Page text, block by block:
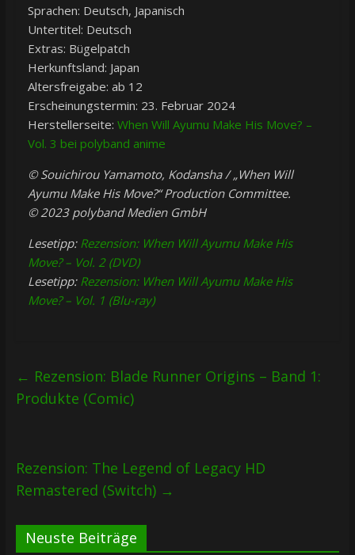
Sprachen: Deutsch, Japanisch
Untertitel: Deutsch
Extras: Bügelpatch
Herkunftsland: Japan
Altersfreigabe: ab 12
Erscheinungstermin: 23. Februar 2024
Herstellerseite: When Will Ayumu Make His Move? –
Vol. 3 bei polyband anime
© Souichirou Yamamoto, Kodansha / „When Will
Ayumu Make His Move?“ Production Committee.
© 2023 polyband Medien GmbH
Lesetipp: Rezension: When Will Ayumu Make His
Move? – Vol. 2 (DVD)
Lesetipp: Rezension: When Will Ayumu Make His
Move? – Vol. 1 (Blu-ray)
← Rezension: Blade Runner Origins – Band 1:
Produkte (Comic)
Rezension: The Legend of Legacy HD
Remastered (Switch) →
Neuste Beiträge